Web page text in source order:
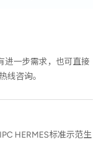
进一步需求，也可直接
线咨询。
HERMES标准示范生